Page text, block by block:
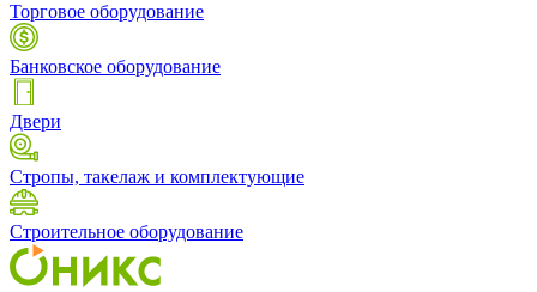
Торговое оборудование
Банковское оборудование
Двери
Стропы, такелаж и комплектующие
Строительное оборудование